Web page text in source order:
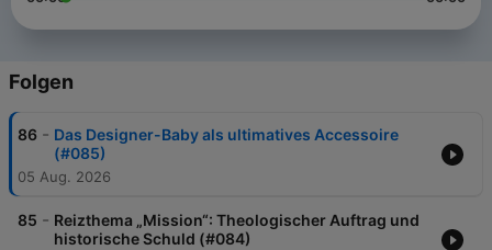
Folgen
86 - Das Designer-Baby als ultimatives Accessoire
(#085)
05 Aug. 2026
85 - Reizthema „Mission“: Theologischer Auftrag und
historische Schuld (#084)